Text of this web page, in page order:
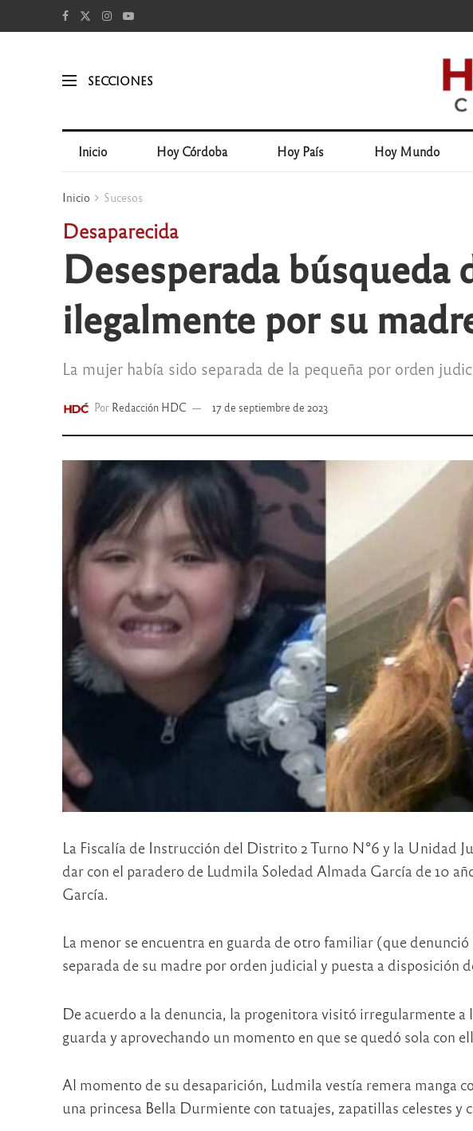
SECCIONES
Inicio Hoy Córdoba Hoy País Hoy Mundo
Inicio Sucesos
Desaparecida
Desesperada búsqueda
ilegalmente por su
La mujer había sido separada de la pequeña por orden
Por Redacción HDC 17 de septiembre de 2023
La Fiscalía de Instrucción del Distrito 2 Turno N°6 y la Unidad
dar con el paradero de Ludmila Soledad Almada García de 10
García.
La menor se encuentra en guarda de otro familiar (que
separada de su madre por orden judicial y puesta a disposición
De acuerdo a la denuncia, la progenitora visitó irregularmente a
guarda y aprovechando un momento en que se quedó sola con
Al momento de su desaparición, Ludmila vestía remera manga
una princesa Bella Durmiente con tatuajes, zapatillas celestes y